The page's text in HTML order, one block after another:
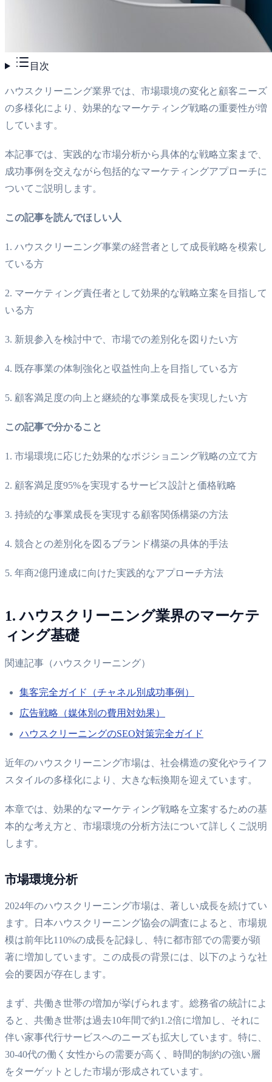
目次
ハウスクリーニング業界では、市場環境の変化と顧客ニーズ
の多様化により、効果的なマーケティング戦略の重要性が増
しています。
本記事では、実践的な市場分析から具体的な戦略立案まで、
成功事例を交えながら包括的なマーケティングアプローチに
ついてご説明します。
この記事を読んでほしい人
1. ハウスクリーニング事業の経営者として成長戦略を模索し
ている方
2. マーケティング責任者として効果的な戦略立案を目指して
いる方
3. 新規参入を検討中で、市場での差別化を図りたい方
4. 既存事業の体制強化と収益性向上を目指している方
5. 顧客満足度の向上と継続的な事業成長を実現したい方
この記事で分かること
1. 市場環境に応じた効果的なポジショニング戦略の立て方
2. 顧客満足度95%を実現するサービス設計と価格戦略
3. 持続的な事業成長を実現する顧客関係構築の方法
4. 競合との差別化を図るブランド構築の具体的手法
5. 年商2億円達成に向けた実践的なアプローチ方法
1. ハウスクリーニング業界のマーケテ
ィング基礎
関連記事（ハウスクリーニング）
集客完全ガイド（チャネル別成功事例）
広告戦略（媒体別の費用対効果）
ハウスクリーニングのSEO対策完全ガイド
近年のハウスクリーニング市場は、社会構造の変化やライフ
スタイルの多様化により、大きな転換期を迎えています。
本章では、効果的なマーケティング戦略を立案するための基
本的な考え方と、市場環境の分析方法について詳しくご説明
します。
市場環境分析
2024年のハウスクリーニング市場は、著しい成長を続けてい
ます。日本ハウスクリーニング協会の調査によると、市場規
模は前年比110%の成長を記録し、特に都市部での需要が顕
著に増加しています。この成長の背景には、以下のような社
会的要因が存在します。
まず、共働き世帯の増加が挙げられます。総務省の統計によ
ると、共働き世帯は過去10年間で約1.2倍に増加し、それに
伴い家事代行サービスへのニーズも拡大しています。特に、
30-40代の働く女性からの需要が高く、時間的制約の強い層
をターゲットとした市場が形成されています。